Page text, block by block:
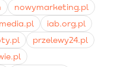
nowymarketing.pl
iab.org.pl
przelewy24.pl